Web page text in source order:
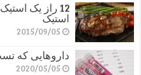
12 راز یک
استیک
2015/09/05
داروهایی که
2020/05/05